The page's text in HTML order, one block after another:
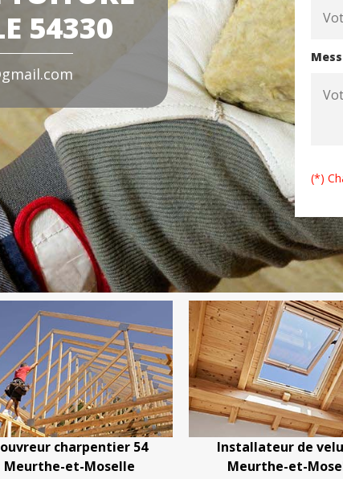
54330
(*)
Installateur de velux 54
Meurthe-et-Moselle
Devis changement
Meurthe-et-